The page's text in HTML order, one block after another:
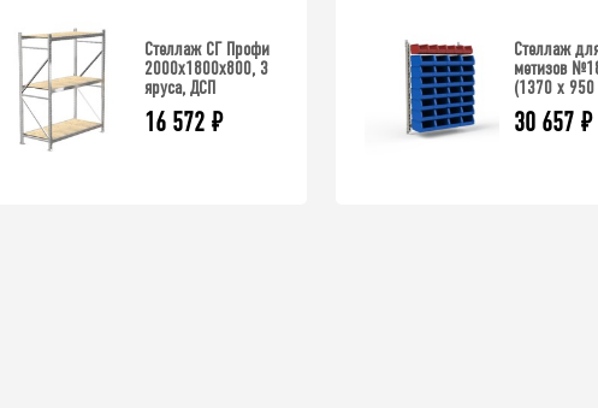
Стеллаж СГ Профи
2000х1800х800, 3
яруса, ДСП
16 572 ₽
Стеллаж
метизов
(1370 х
30 657 ₽